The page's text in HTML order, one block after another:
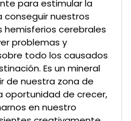
para estimular la
conseguir nuestros
hemisferios cerebrales
problemas y
todo los causados
Es un mineral
de nuestra zona de
oportunidad de crecer,
en nuestro